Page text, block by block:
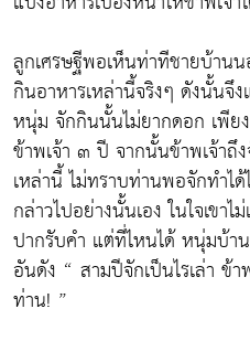
ลูกเศรษฐีพอเห็นท่าทีชายบ้าน
กินอาหารเหล่านี้จริงๆ ดังนั้นจึ
หนุ่ม จักกินนั้นไม่ยากดอก เพีย
ข้าพเจ้า ๓ ปี จากนั้นข้าพเจ้าถึ
เหล่านี้ ไม่ทราบท่านพอจักทำไ
กล่าวไปอย่างนั้นเอง ในใจเขา
ปากรับคำ แต่ที่ไหนได้ หนุ่มบ้า
อันดัง “ สามปีจักเป็นไรเล่า ข้
ท่าน! ”